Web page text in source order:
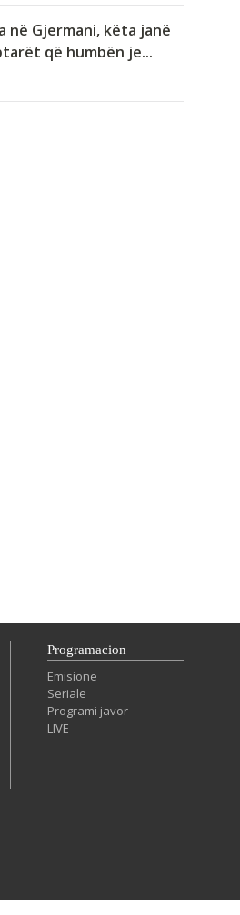
në Gjermani, këta janë
që humbën je...
Programacion
Emisione
Seriale
Programi javor
LIVE